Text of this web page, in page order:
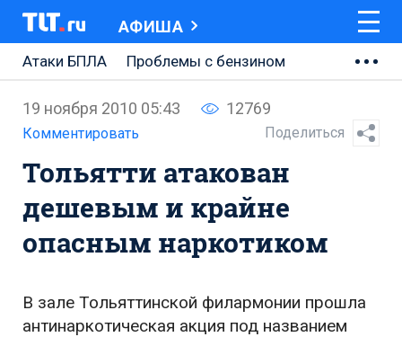
АФИША
Атаки БПЛА
Проблемы с бензином
АВТОВАЗ
Ремонт Центральной площади
Ремонт Обводного шоссе
Набережная Тольятти
Неделя Тольятти
19 ноября 2010 05:43 12769
Комментировать Поделиться
Тольятти атакован
дешевым и крайне
опасным наркотиком
В зале Тольяттинской филармонии прошла
антинаркотическая акция под названием